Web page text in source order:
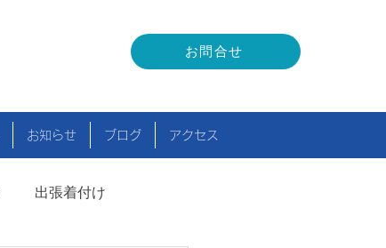
お問合せ
お知らせ ブログ アクセス
出張着付け